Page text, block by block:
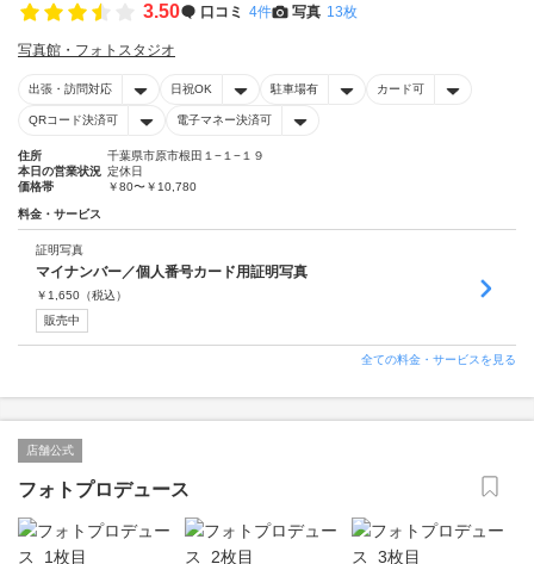
3.50 口コミ 4件 写真 13枚
写真館・フォトスタジオ
出張・訪問対応 日祝OK 駐車場有 カード可
QRコード決済可 電子マネー決済可
住所
千葉県市原市根田１−１−１９
本日の営業状況 定休日
価格帯
￥80〜￥10,780
料金・サービス
証明写真
マイナンバー／個人番号カード用証明写真
￥ 1,650 （税込）
販売中
全ての料金・サービスを見る
店舗公式
フォトプロデュース